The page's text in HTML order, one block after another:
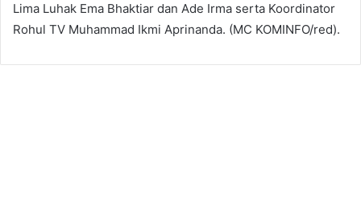
Lima Luhak Ema Bhaktiar dan Ade Irma serta Koordinator
Rohul TV Muhammad Ikmi Aprinanda. (MC KOMINFO/red).